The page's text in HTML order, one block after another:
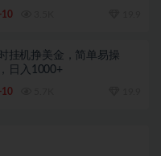
10
挂机挣美金，简单易操
日入1000+
10